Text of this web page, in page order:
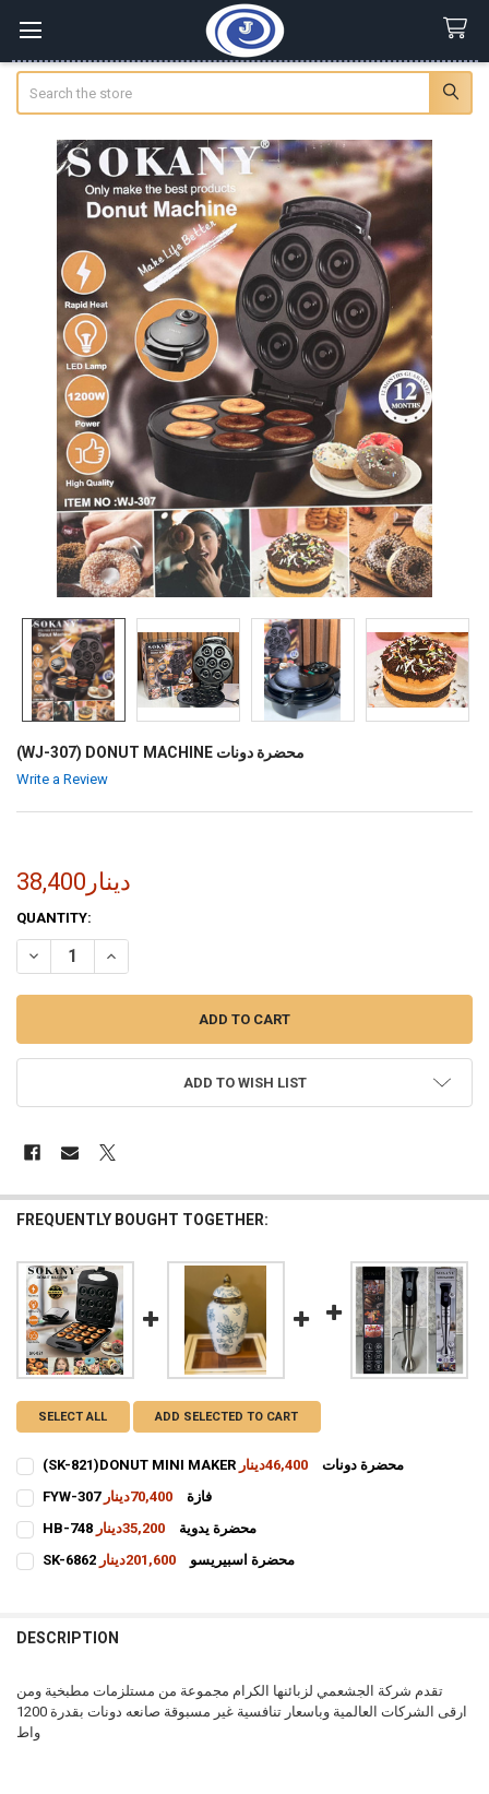
(WJ-307) DONUT MACHINE محضرة دونات
Write a Review
38,400دينار
CURRENT
STOCK:
QUANTITY:
ADD TO WISH LIST
FREQUENTLY BOUGHT TOGETHER:
SELECT ALL ADD SELECTED TO CART
(SK-821)DONUT MINI MAKER محضرة دونات
46,400دينار
CURRENT
STOCK:
QUANTITY:
FYW-307 فازة
70,400دينار
CURRENT
STOCK:
QUANTITY:
HB-748 محضرة يدوية
35,200دينار
CURRENT
STOCK:
QUANTITY:
SK-6862 محضرة اسبيريسو
201,600دينار
DESCRIPTION
تقدم شركة الجشعمي لزبائنها الكرام مجموعة من مستلزمات مطبخية ومن
ارقى الشركات العالمية وباسعار تنافسية غير مسبوقة صانعه دونات بقدرة 1200
واط